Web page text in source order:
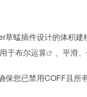
草蜢插件设计的体积建
于布尔运算 、平滑
保您已禁用COFF且所